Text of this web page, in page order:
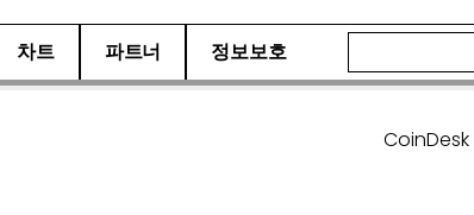
차트 파트너 정보보호
CoinDesk